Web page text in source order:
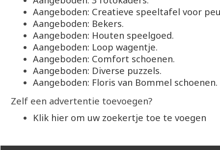
Aangeboden: Creatieve speeltafel voor
Aangeboden: Bekers.
Aangeboden: Houten speelgoed.
Aangeboden: Loop wagentje.
Aangeboden: Comfort schoenen.
Aangeboden: Diverse puzzels.
Aangeboden: Floris van Bommel schoenen.
Zelf een advertentie toevoegen?
Klik hier om uw zoekertje toe te voegen